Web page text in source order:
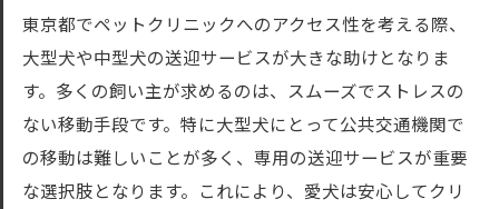
東京都でペットクリニックへのアクセス性を考える際、
大型犬や中型犬の送迎サービスが大きな助けとなりま
す。多くの飼い主が求めるのは、スムーズでストレスの
ない移動手段です。特に大型犬にとって公共交通機関で
の移動は難しいことが多く、専用の送迎サービスが重要
な選択肢となります。これにより、愛犬は安心してクリ